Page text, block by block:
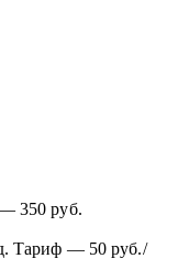
— 350 руб.
Тариф — 50 руб./